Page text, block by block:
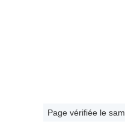
Page vérifiée le